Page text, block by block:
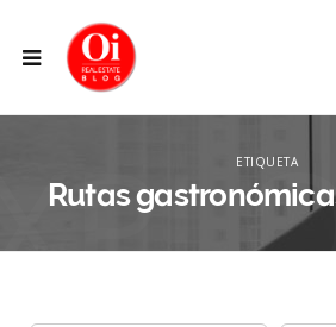
ETIQUETA
Rutas